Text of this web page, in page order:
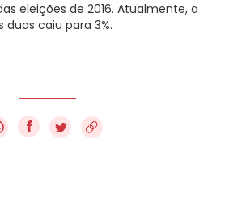
eleições de 2016. Atualmente, a
caiu para 3%.
f